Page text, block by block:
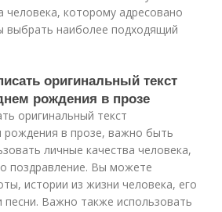
человека, которому адресовано
выбрать наиболее подходящий
оригинальный текст
рождения в прозе
оригинальный текст
рождения в прозе, важно быть
личные качества человека,
поздравление. Вы можете
истории из жизни человека, его
Важно также использовать